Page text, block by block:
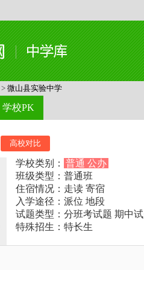
> 微山县实验中学
学校PK
高校对比
学校类别： 普通 公办
班级类型：普通班
住宿情况：走读 寄宿
入学途径：派位 地段
试题类型：分班考试题 期中
特殊招生：特长生